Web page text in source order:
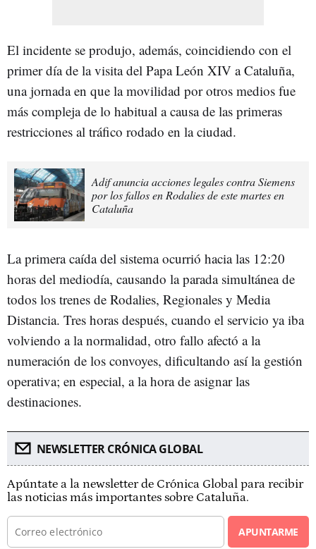
El incidente se produjo, además, coincidiendo con el
primer día de la visita del Papa León XIV a Cataluña,
una jornada en que la movilidad por otros medios fue
más compleja de lo habitual a causa de las primeras
restricciones al tráfico rodado en la ciudad.
Adif anuncia acciones legales contra Siemens
por los fallos en Rodalies de este martes en
Cataluña
La primera caída del sistema ocurrió hacia las 12:20
horas del mediodía, causando la parada simultánea de
todos los trenes de Rodalies, Regionales y Media
Distancia. Tres horas después, cuando el servicio ya iba
volviendo a la normalidad, otro fallo afectó a la
numeración de los convoyes, dificultando así la gestión
operativa; en especial, a la hora de asignar las
destinaciones.
NEWSLETTER CRÓNICA GLOBAL
Apúntate a la newsletter de Crónica Global para recibir
las noticias más importantes sobre Cataluña.
APUNTARME